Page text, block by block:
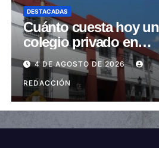
DESTACADAS
Cuánto cuesta hoy un
colegio privado en
Salta: Las cuotas van
de $110.000 a más de
$600.000
4 DE AGOSTO DE 2026
REDACCIÓN